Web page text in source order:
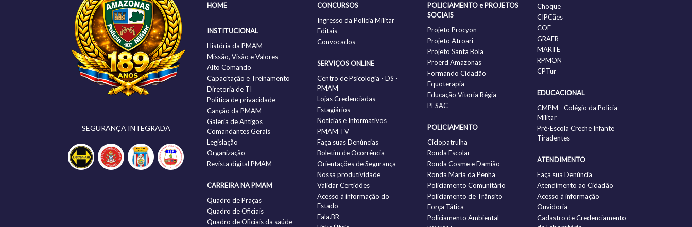
SEGURANÇA INTEGRADA
HOME
INSTITUCIONAL
História da PMAM
Missão, Visão e Valores
Alto Comando
Capacitação e Treinamento
Diretoria de TI
Politica de privacidade
Canção da PMAM
Galeria de Antigos
Comandantes Gerais
Legislação
Organização
Revista digital PMAM
CARREIRA NA PMAM
Quadro de Praças
Quadro de Oficiais
Quadro de Oficiais da saúde
CONCURSOS
Ingresso da Polícia Militar
Editais
Convocados
SERVIÇOS ONLINE
Centro de Psicologia - DS -
PMAM
Lojas Credenciadas
Estagiários
Notícias e Informativos
PMAM TV
Faça suas Denúncias
Boletim de Ocorrência
Orientações de Segurança
Nossa produtividade
Validar Certidões
Acesso à informação do
Estado
Fala.BR
POLICIAMENTO e PROJETOS
SOCIAIS
Projeto Procyon
Projeto Atroari
Projeto Santa Bola
Proerd Amazonas
Formando Cidadão
Equoterapia
Educação Vitoria Régia
PESAC
POLICIAMENTO
Ciclopatrulha
Ronda Escolar
Ronda Cosme e Damião
Ronda Maria da Penha
Policiamento Comunitário
Policiamento de Trânsito
Força Tática
Policiamento Ambiental
Choque
CIPCães
COE
GRAER
MARTE
RPMON
CPTur
EDUCACIONAL
CMPM - Colégio da Policia
Militar
Pré-Escola Creche Infante
Tiradentes
ATENDIMENTO
Faça sua Denúncia
Atendimento ao Cidadão
Acesso à informação
Ouvidoria
Cadastro de Credenciamento